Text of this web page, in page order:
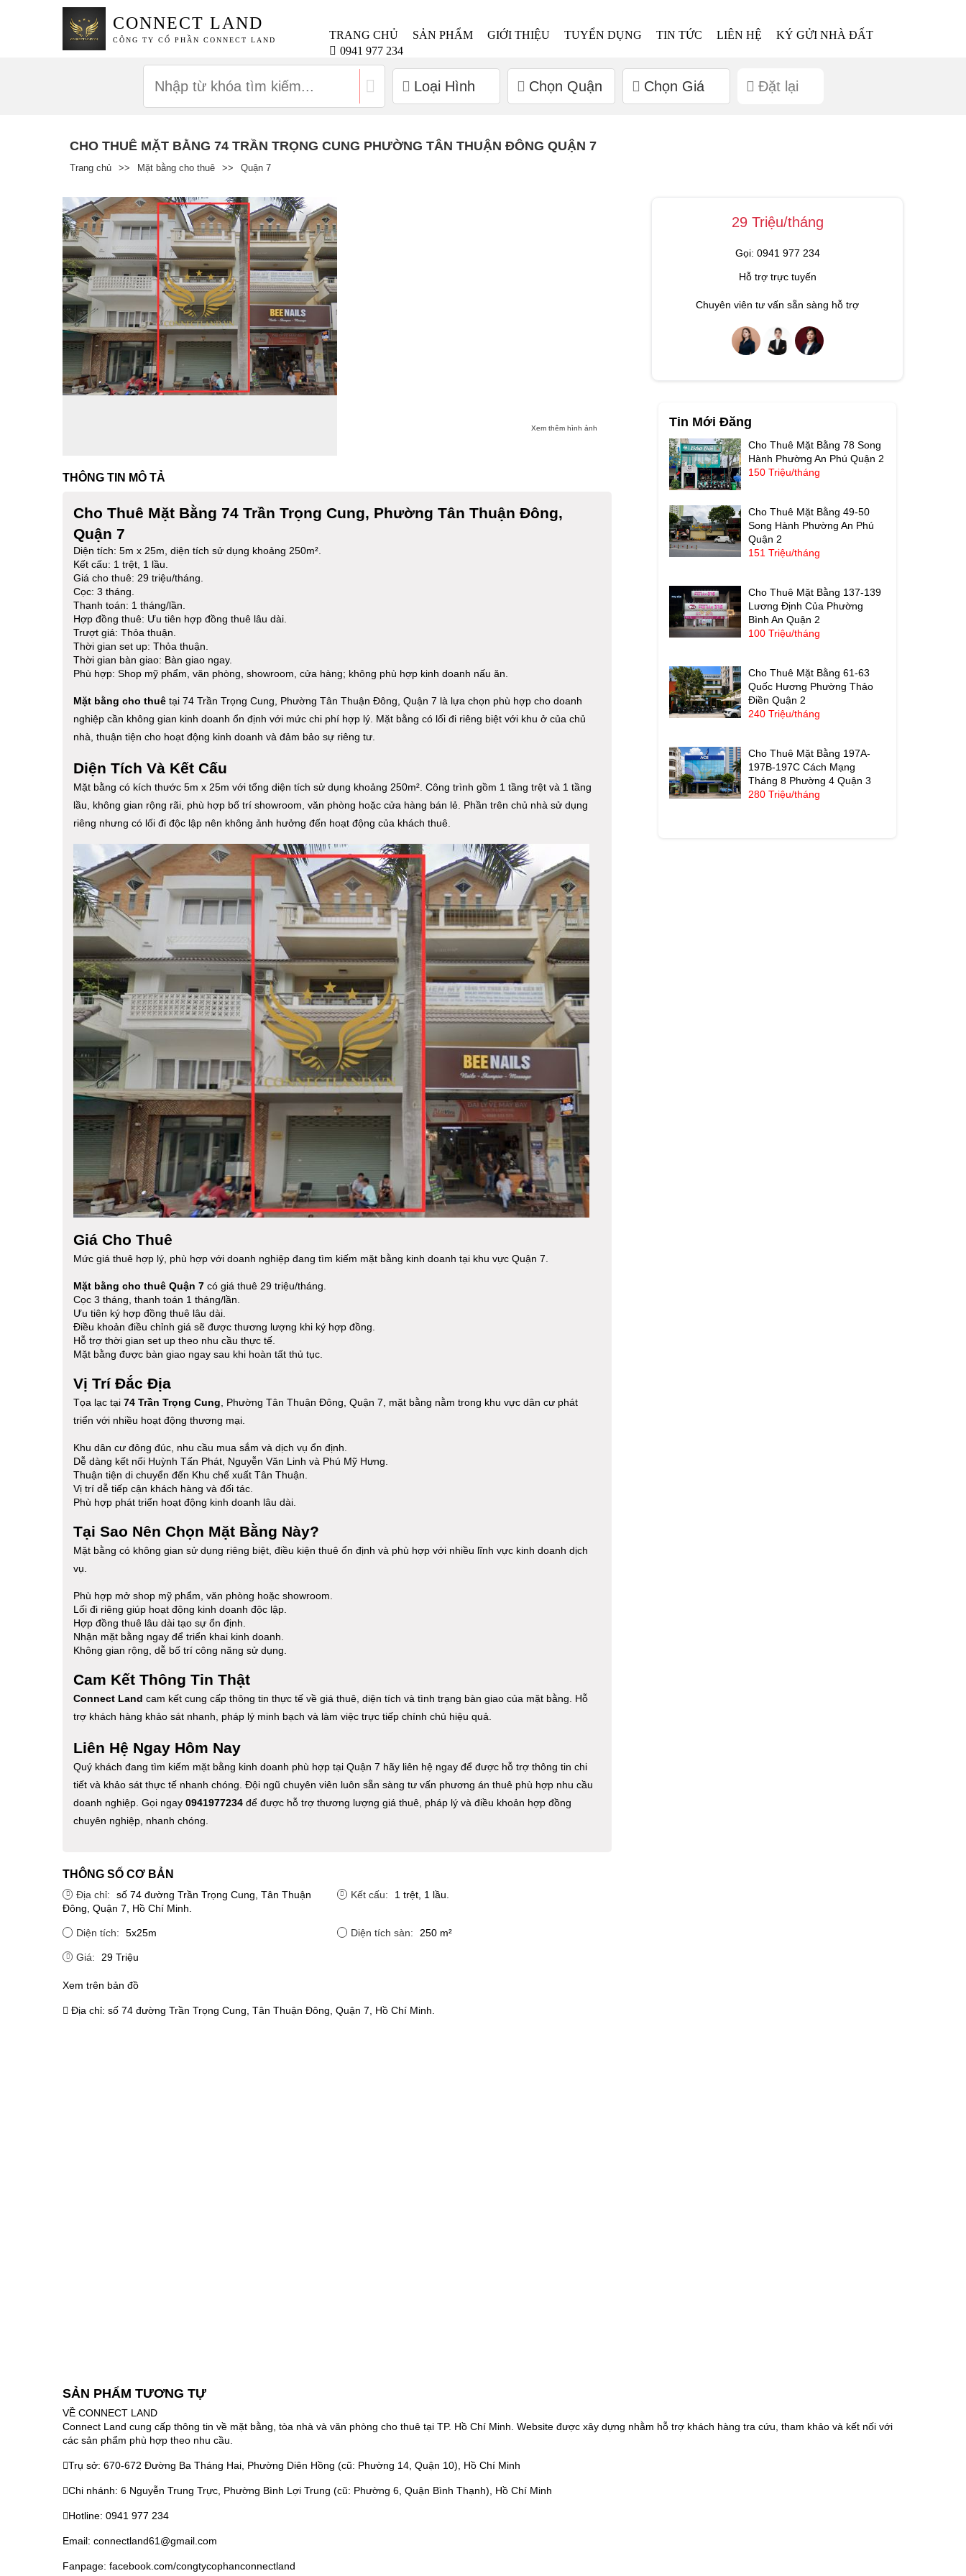
CONNECT LAND
CÔNG TY CỔ PHẦN CONNECT LAND TRANG CHỦ SẢN PHẨM GIỚI THIỆU TUYỂN DỤNG TIN TỨC LIÊN HỆ
KÝ GỬI NHÀ ĐẤT
0941 977 234
Loại Hình Chọn Quận Chọn Giá Đặt lại
CHO THUÊ MẶT BẰNG 74 TRẦN TRỌNG CUNG PHƯỜNG TÂN THUẬN ĐÔNG QUẬN 7
Trang chủ >> Mặt bằng cho thuê >> Quận 7
Xem thêm hình ảnh
THÔNG TIN MÔ TẢ
Cho Thuê Mặt Bằng 74 Trần Trọng Cung, Phường Tân Thuận Đông,
Quận 7
Diện tích: 5m x 25m, diện tích sử dụng khoảng 250m².
Kết cấu: 1 trệt, 1 lầu.
Giá cho thuê: 29 triệu/tháng.
Cọc: 3 tháng.
Thanh toán: 1 tháng/lần.
Hợp đồng thuê: Ưu tiên hợp đồng thuê lâu dài.
Trượt giá: Thỏa thuận.
Thời gian set up: Thỏa thuận.
Thời gian bàn giao: Bàn giao ngay.
Phù hợp: Shop mỹ phẩm, văn phòng, showroom, cửa hàng; không phù hợp kinh doanh nấu ăn.
Mặt bằng cho thuê tại 74 Trần Trọng Cung, Phường Tân Thuận Đông, Quận 7 là lựa chọn phù hợp cho doanh
nghiệp cần không gian kinh doanh ổn định với mức chi phí hợp lý. Mặt bằng có lối đi riêng biệt với khu ở của chủ
nhà, thuận tiện cho hoạt động kinh doanh và đảm bảo sự riêng tư.
Diện Tích Và Kết Cấu
Mặt bằng có kích thước 5m x 25m với tổng diện tích sử dụng khoảng 250m². Công trình gồm 1 tầng trệt và 1 tầng
lầu, không gian rộng rãi, phù hợp bố trí showroom, văn phòng hoặc cửa hàng bán lẻ. Phần trên chủ nhà sử dụng
riêng nhưng có lối đi độc lập nên không ảnh hưởng đến hoạt động của khách thuê.
Giá Cho Thuê
Mức giá thuê hợp lý, phù hợp với doanh nghiệp đang tìm kiếm mặt bằng kinh doanh tại khu vực Quận 7.
Mặt bằng cho thuê Quận 7 có giá thuê 29 triệu/tháng.
Cọc 3 tháng, thanh toán 1 tháng/lần.
Ưu tiên ký hợp đồng thuê lâu dài.
Điều khoản điều chỉnh giá sẽ được thương lượng khi ký hợp đồng.
Hỗ trợ thời gian set up theo nhu cầu thực tế.
Mặt bằng được bàn giao ngay sau khi hoàn tất thủ tục.
Vị Trí Đắc Địa
Tọa lạc tại 74 Trần Trọng Cung , Phường Tân Thuận Đông, Quận 7, mặt bằng nằm trong khu vực dân cư phát
triển với nhiều hoạt động thương mại.
Khu dân cư đông đúc, nhu cầu mua sắm và dịch vụ ổn định.
Dễ dàng kết nối Huỳnh Tấn Phát, Nguyễn Văn Linh và Phú Mỹ Hưng.
Thuận tiện di chuyển đến Khu chế xuất Tân Thuận.
Vị trí dễ tiếp cận khách hàng và đối tác.
Phù hợp phát triển hoạt động kinh doanh lâu dài.
Tại Sao Nên Chọn Mặt Bằng Này?
Mặt bằng có không gian sử dụng riêng biệt, điều kiện thuê ổn định và phù hợp với nhiều lĩnh vực kinh doanh dịch
vụ.
Phù hợp mở shop mỹ phẩm, văn phòng hoặc showroom.
Lối đi riêng giúp hoạt động kinh doanh độc lập.
Hợp đồng thuê lâu dài tạo sự ổn định.
Nhận mặt bằng ngay để triển khai kinh doanh.
Không gian rộng, dễ bố trí công năng sử dụng.
Cam Kết Thông Tin Thật
Connect Land cam kết cung cấp thông tin thực tế về giá thuê, diện tích và tình trạng bàn giao của mặt bằng. Hỗ
trợ khách hàng khảo sát nhanh, pháp lý minh bạch và làm việc trực tiếp chính chủ hiệu quả.
Liên Hệ Ngay Hôm Nay
Quý khách đang tìm kiếm mặt bằng kinh doanh phù hợp tại Quận 7 hãy liên hệ ngay để được hỗ trợ thông tin chi
tiết và khảo sát thực tế nhanh chóng. Đội ngũ chuyên viên luôn sẵn sàng tư vấn phương án thuê phù hợp nhu cầu
doanh nghiệp. Gọi ngay 0941977234 để được hỗ trợ thương lượng giá thuê, pháp lý và điều khoản hợp đồng
chuyên nghiệp, nhanh chóng.
THÔNG SỐ CƠ BẢN
Địa chỉ:
số 74 đường Trần Trọng Cung, Tân Thuận
Đông, Quận 7, Hồ Chí Minh.
Kết cấu: 1 trệt, 1 lầu.
Diện tích: 5x25m Diện tích sàn: 250 m²
Giá: 29 Triệu
Xem trên bản đồ
Địa chỉ: số 74 đường Trần Trọng Cung, Tân Thuận Đông, Quận 7, Hồ Chí Minh.
29 Triệu/tháng
Gọi: 0941 977 234
Hỗ trợ trực tuyến
Chuyên viên tư vấn sẵn sàng hỗ trợ
Tin Mới Đăng
Cho Thuê Mặt Bằng 78 Song
Hành Phường An Phú Quận 2
150 Triệu/tháng
Cho Thuê Mặt Bằng 49-50
Song Hành Phường An Phú
Quận 2
151 Triệu/tháng
Cho Thuê Mặt Bằng 137-139
Lương Định Của Phường
Bình An Quận 2
100 Triệu/tháng
Cho Thuê Mặt Bằng 61-63
Quốc Hương Phường Thảo
Điền Quận 2
240 Triệu/tháng
Cho Thuê Mặt Bằng 197A-
197B-197C Cách Mạng
Tháng 8 Phường 4 Quận 3
280 Triệu/tháng
SẢN PHẨM TƯƠNG TỰ
VỀ CONNECT LAND
Connect Land cung cấp thông tin về mặt bằng, tòa nhà và văn phòng cho thuê tại TP. Hồ Chí Minh. Website được xây dựng nhằm hỗ trợ khách hàng tra cứu, tham khảo và kết nối với
các sản phẩm phù hợp theo nhu cầu.
Trụ sở: 670-672 Đường Ba Tháng Hai, Phường Diên Hồng (cũ: Phường 14, Quận 10), Hồ Chí Minh
Chi nhánh: 6 Nguyễn Trung Trực, Phường Bình Lợi Trung (cũ: Phường 6, Quận Bình Thạnh), Hồ Chí Minh
Hotline: 0941 977 234
Email: connectland61@gmail.com
Fanpage: facebook.com/congtycophanconnectland